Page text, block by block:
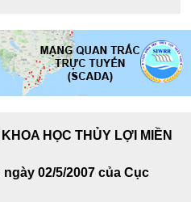
HỌC THỦY LỢI MIỀN
02/5/2007 của Cục